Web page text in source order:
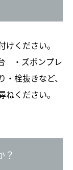
ください。
・ズボンプレ
栓抜きなど、
ください。
？